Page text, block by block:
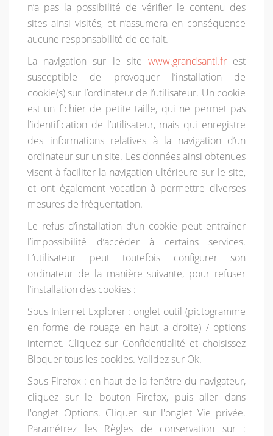
n’a pas la possibilité de vérifier le contenu des
sites ainsi visités, et n’assumera en conséquence
aucune responsabilité de ce fait.
La navigation sur le site www.grandsanti.frest
susceptible de provoquer l’installation de
cookie(s) sur l’ordinateur de l’utilisateur. Un cookie
est un fichier de petite taille, qui ne permet pas
l’identification de l’utilisateur, mais qui enregistre
des informations relatives à la navigation d’un
ordinateur sur un site. Les données ainsi obtenues
visent à faciliter la navigation ultérieure sur le site,
et ont également vocation à permettre diverses
mesures de fréquentation.
Le refus d’installation d’un cookie peut entraîner
l’impossibilité d’accéder à certains services.
L’utilisateur peut toutefois configurer son
ordinateur de la manière suivante, pour refuser
l’installation des cookies :
Sous Internet Explorer : onglet outil (pictogramme
en forme de rouage en haut a droite) / options
internet. Cliquez sur Confidentialité et choisissez
Bloquer tous les cookies. Validez sur Ok.
Sous Firefox : en haut de la fenêtre du navigateur,
cliquez sur le bouton Firefox, puis aller dans
l'onglet Options. Cliquer sur l'onglet Vie privée.
Paramétrez les Règles de conservation sur :